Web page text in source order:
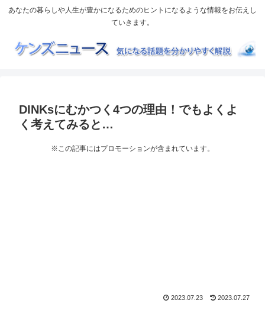
あなたの暮らしや人生が豊かになるためのヒントになるような情報をお伝えし
ていきます。
DINKsにむかつく4つの理由！でもよくよ
く考えてみると…
※この記事にはプロモーションが含まれています。
2023.07.23 2023.07.27